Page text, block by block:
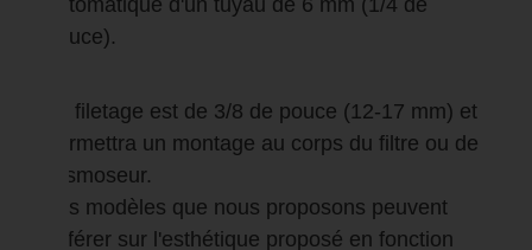
automatique d'un tuyau de 6 mm (1/4 de
pouce).
Le filetage est de 3/8 de pouce (12-17 mm) et
permettra un montage au corps du filtre ou de
l'osmoseur.
Les modèles que nous proposons peuvent
différer sur l'esthétique proposé en fonction